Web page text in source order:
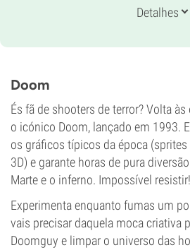
80% Sativa
9-10 semanas
0-1%
Tipo de floração
Período de luz
Detalhes
Doom
És fã de shooters de terror? Volta
o icónico Doom, lançado em 1993.
os gráficos típicos da época
3D) e garante horas de pura
Marte e o inferno. Impossível resistir!
Experimenta enquanto fumas um
vais precisar daquela moca criativa
Doomguy e limpar o universo das